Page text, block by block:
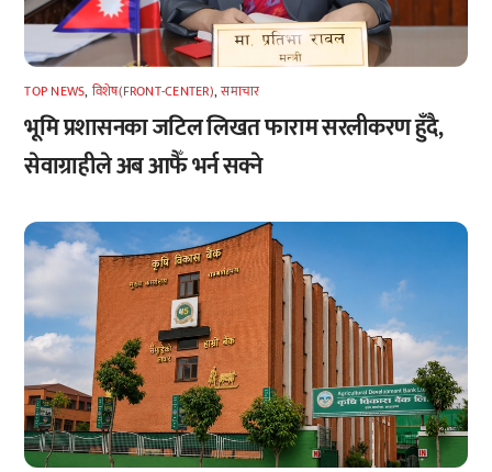
TOP NEWS, विशेष(FRONT-CENTER),समाचार
भूमि प्रशासनका जटिल लिखत फाराम सरलीकरण हुँदै,
सेवाग्राहीले अब आफैँ भर्न सक्ने